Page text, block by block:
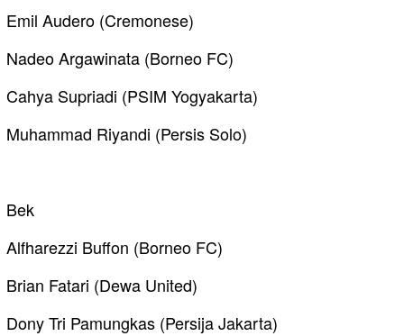
Emil Audero (Cremonese)
Nadeo Argawinata (Borneo FC)
Cahya Supriadi (PSIM Yogyakarta)
Muhammad Riyandi (Persis Solo)
Bek
Alfharezzi Buffon (Borneo FC)
Brian Fatari (Dewa United)
Dony Tri Pamungkas (Persija Jakarta)